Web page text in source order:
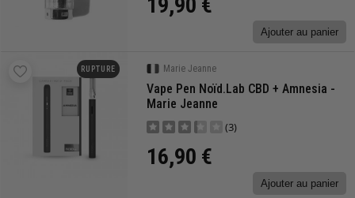
Ajouter au panier
RUPTURE Marie Jeanne
Vape Pen Noïd.lab CBD + Amnesia -
Marie Jeanne
(3)
16,90 €
Ajouter au panier